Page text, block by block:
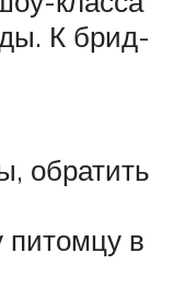
К брид-
обратить
в